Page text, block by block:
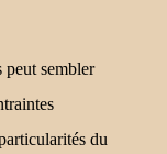
sembler
du